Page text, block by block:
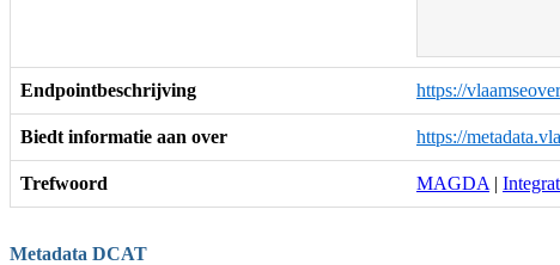
Endpointbeschrijving https://
Biedt informatie aan over https://
Trefwoord MAGDA |
Metadata DCAT